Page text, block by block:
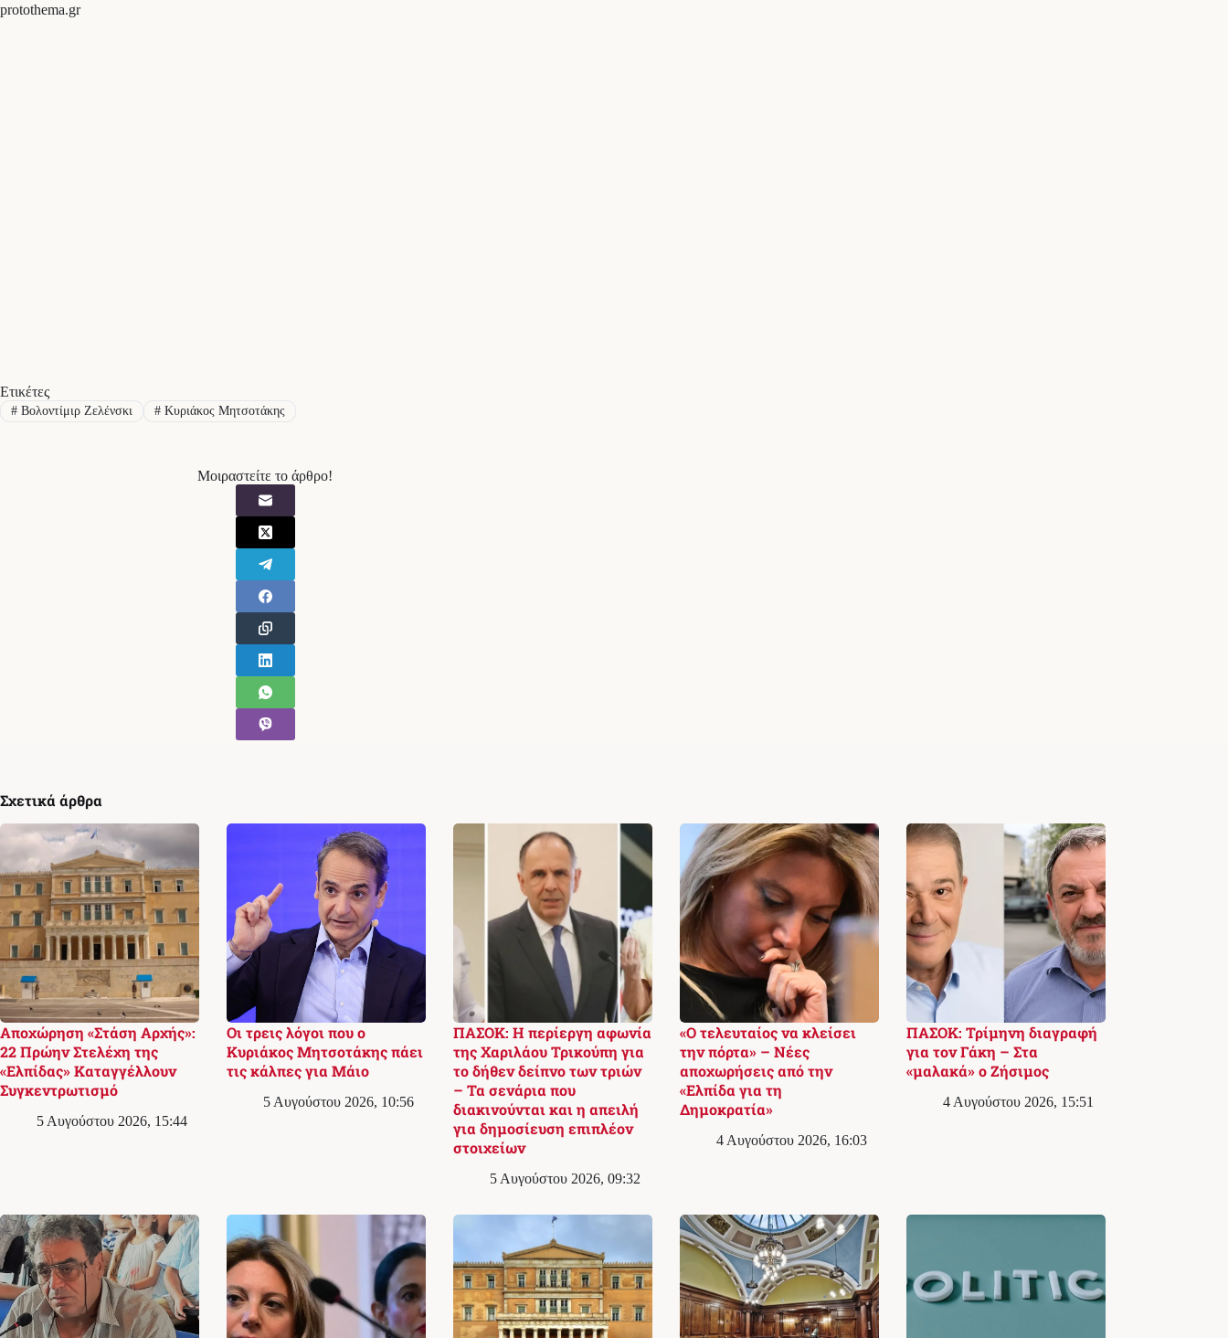
protothema.gr
Ετικέτες
#Βολοντίμιρ Ζελένσκι #Κυριάκος Μητσοτάκης
Μοιραστείτε το άρθρο!
Σχετικά άρθρα
Αποχώρηση «Στάση Αρχής»:
22 Πρώην Στελέχη της
«Ελπίδας» Καταγγέλλουν
Συγκεντρωτισμό
5 Αυγούστου 2026, 15:44
Οι τρεις λόγοι που ο
Κυριάκος Μητσοτάκης πάει
τις κάλπες για Μάιο
5 Αυγούστου 2026, 10:56
ΠΑΣΟΚ: Η περίεργη αφωνία
της Χαριλάου Τρικούπη για
το δήθεν δείπνο των τριών
– Τα σενάρια που
διακινούνται και η απειλή
για δημοσίευση επιπλέον
στοιχείων
5 Αυγούστου 2026, 09:32
«Ο τελευταίος να κλείσει
την πόρτα» – Νέες
αποχωρήσεις από την
«Ελπίδα για τη
Δημοκρατία»
4 Αυγούστου 2026, 16:03
ΠΑΣΟΚ: Τρίμηνη διαγραφή
για τον Γάκη – Στα
«μαλακά» ο Ζήσιμος
4 Αυγούστου 2026, 15:51